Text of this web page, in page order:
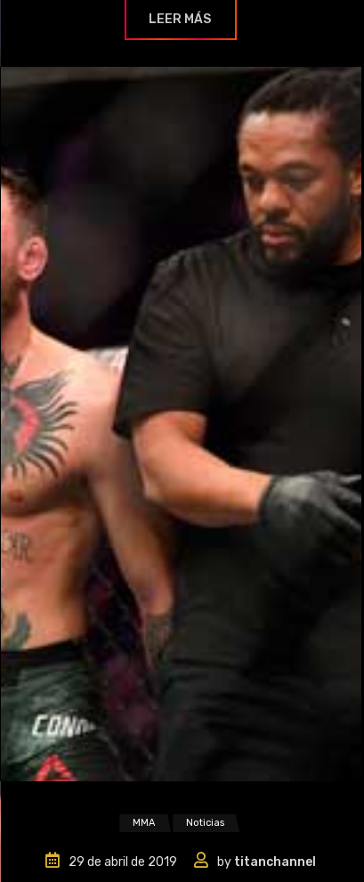
LEER MÁS
MMA Noticias
29 de abril de 2019 by titanchannel